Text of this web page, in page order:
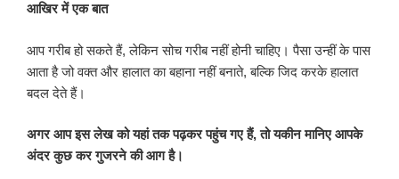
आखिर में एक बात
आप गरीब हो सकते हैं, लेकिन सोच गरीब नहीं होनी चाहिए। पैसा उन्हीं के पास
आता है जो वक्त और हालात का बहाना नहीं बनाते, बल्कि जिद करके हालात
बदल देते हैं।
अगर आप इस लेख को यहां तक पढ़कर पहुंच गए हैं, तो यकीन मानिए आपके
अंदर कुछ कर गुजरने की आग है।